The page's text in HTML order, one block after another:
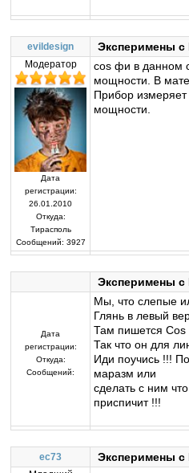
evildesign Эксперимены с
Модератор
Дата
регистрации:
26.01.2010
Откуда:
Тирасполь
Сообщений: 3927
cos фи в данном
мощности. В
Прибор
мощности.
Эксперимены с
Дата
регистрации:
Откуда:
Сообщений:
Мы, что слепые
Глянь в левый
Там пишется Cos
Так что он для
Иди поучись !!!
маразм или
сделать с ним
приспичит !!!
ec73 Эксперимены с